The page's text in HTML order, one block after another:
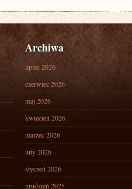
Archiwa
lipiec 2026
czerwiec 2026
maj 2026
kwiecień 2026
marzec 2026
luty 2026
styczeń 2026
grudzień 2025